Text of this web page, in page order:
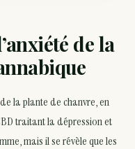
de la
la plante de chanvre, en
traitant la dépression et
mais il se révèle que les